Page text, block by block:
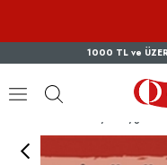
1000 TL ve